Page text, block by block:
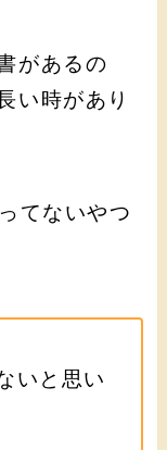
があるの
い時があり
てないやつ
いと思い